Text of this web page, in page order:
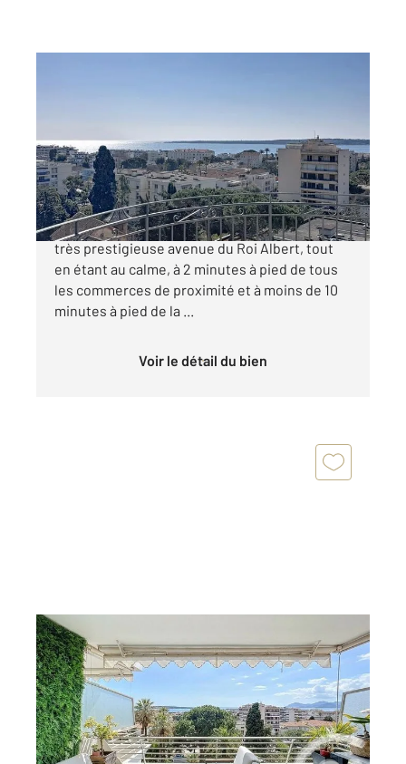
Appartement F3 à vendre
1 200 000 €
Cannes Basse Californie. Au tout début de la
très prestigieuse avenue du Roi Albert, tout
en étant au calme, à 2 minutes à pied de tous
les commerces de proximité et à moins de 10
minutes à pied de la ...
Voir le détail du bien
CANNES 06
65 m2, 3 pièces
Ref : 52066
Appartement F3 à vendre
699 000 €